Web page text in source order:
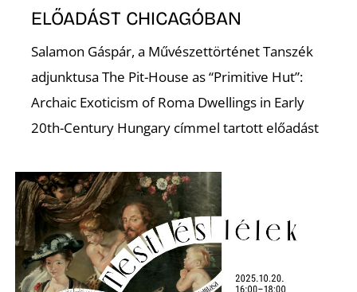
ELŐADÁST CHICAGÓBAN
Salamon Gáspár, a Művészettörténet Tanszék
adjunktusa The Pit-House as “Primitive Hut”:
Archaic Exoticism of Roma Dwellings in Early
20th-Century Hungary címmel tartott előadást